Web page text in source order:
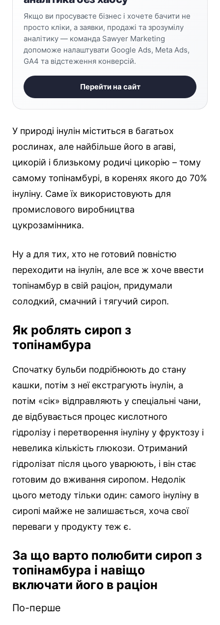
Якщо ви просуваєте бізнес і хочете бачити не
просто кліки, а заявки, продажі та зрозумілу
аналітику — команда Sawyer Marketing
допоможе налаштувати Google Ads, Meta Ads,
GA4 та відстеження конверсій.
Перейти на сайт
У природі інулін міститься в багатьох
рослинах, але найбільше його в агаві,
цикорій і близькому родичі цикорію – тому
самому топінамбурі, в коренях якого до 70%
інуліну. Саме їх використовують для
промислового виробництва
цукрозамінника.
Ну а для тих, хто не готовий повністю
переходити на інулін, але все ж хоче ввести
топінамбур в свій раціон, придумали
солодкий, смачний і тягучий сироп.
Як роблять сироп з
топінамбура
Спочатку бульби подрібнюють до стану
кашки, потім з неї екстрагують інулін, а
потім «сік» відправляють у спеціальні чани,
де відбувається процес кислотного
гідролізу і перетворення інуліну у фруктозу і
невелика кількість глюкози. Отриманий
гідролізат після цього уварюють, і він стає
готовим до вживання сиропом. Недолік
цього методу тільки один: самого інуліну в
сиропі майже не залишається, хоча свої
переваги у продукту теж є.
За що варто полюбити сироп з
топінамбура і навіщо
включати його в раціон
По-перше